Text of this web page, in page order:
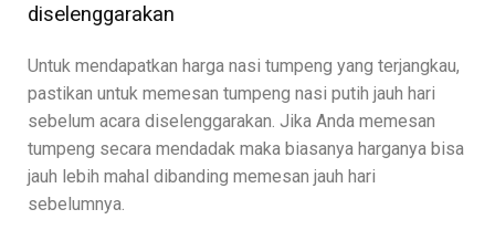
diselenggarakan
Untuk mendapatkan harga nasi tumpeng yang terjangkau,
pastikan untuk memesan tumpeng nasi putih jauh hari
sebelum acara diselenggarakan. Jika Anda memesan
tumpeng secara mendadak maka biasanya harganya bisa
jauh lebih mahal dibanding memesan jauh hari
sebelumnya.